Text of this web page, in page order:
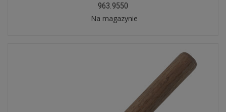
963.9550
Na magazynie